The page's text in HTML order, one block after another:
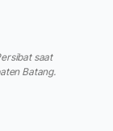
saat
Batang.